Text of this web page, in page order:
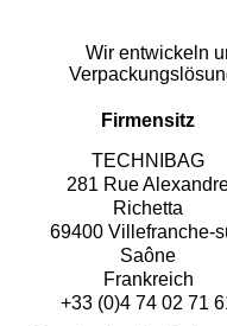
Wir entwickeln
Firmensitz
TECHNIBAG
281 Rue
Richetta
69400 Villefranche-
Saône
Frankreich
+33 (0)4 74 02 71